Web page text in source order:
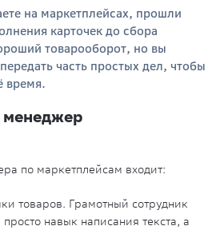
на маркетплейсах, прошли
карточек до сбора
товарооборот, но вы
часть простых дел, чтобы
время.
менеджер
по маркетплейсам входит:
товаров. Грамотный сотрудник
навык написания текста, а